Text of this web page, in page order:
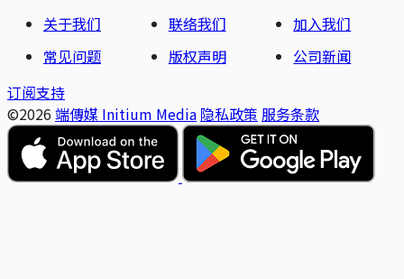
关于我们
联络我们
加入我们
常见问题
版权声明
公司新闻
订阅支持
©2026 端傳媒 Initium Media 隐私政策 服务条款